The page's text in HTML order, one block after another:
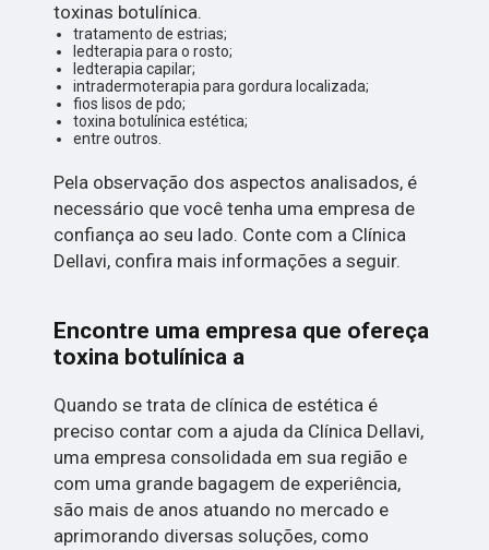
toxinas botulínica.
tratamento de estrias;
ledterapia para o rosto;
ledterapia capilar;
intradermoterapia para gordura localizada;
fios lisos de pdo;
toxina botulínica estética;
entre outros.
Pela observação dos aspectos analisados, é
necessário que você tenha uma empresa de
confiança ao seu lado. Conte com a Clínica
Dellavi, confira mais informações a seguir.
Encontre uma empresa que ofereça
toxina botulínica a
Quando se trata de clínica de estética é
preciso contar com a ajuda da Clínica Dellavi,
uma empresa consolidada em sua região e
com uma grande bagagem de experiência,
são mais de anos atuando no mercado e
aprimorando diversas soluções, como